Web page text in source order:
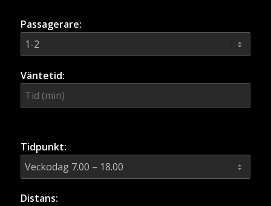
Passagerare:
Väntetid:
Tidpunkt:
Distans: